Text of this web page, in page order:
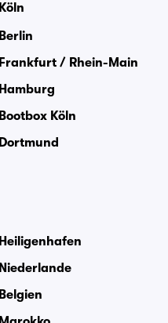
Köln
Berlin
Frankfurt / Rhein-Main
Hamburg
Bootbox Köln
Dortmund
Heiligenhafen
Niederlande
Belgien